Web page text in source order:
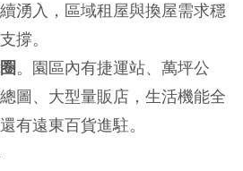
湧入，區域租屋與換屋需求穩
撐。
。園區內有捷運站、萬坪公
圖、大型量販店，生活機能全
有遠東百貨進駐。